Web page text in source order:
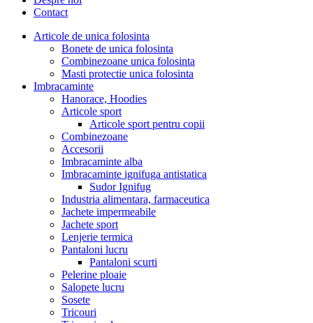
Contact
Articole de unica folosinta
Bonete de unica folosinta
Combinezoane unica folosinta
Masti protectie unica folosinta
Imbracaminte
Hanorace, Hoodies
Articole sport
Articole sport pentru copii
Combinezoane
Accesorii
Imbracaminte alba
Imbracaminte ignifuga antistatica
Sudor Ignifug
Industria alimentara, farmaceutica
Jachete impermeabile
Jachete sport
Lenjerie termica
Pantaloni lucru
Pantaloni scurti
Pelerine ploaie
Salopete lucru
Sosete
Tricouri